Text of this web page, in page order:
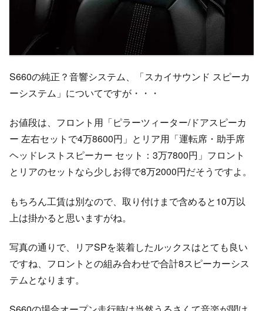
S660の純正？音響システム、「スカイサウンド スピーカ
ーシステム」についてですが・・・
お値段は、フロント用「ピラーツィーター/ドアスピーカ
ー 左右セットで4万8600円」とリア用「運転席・助手席
ヘッドレストスピーカー セット：3万7800円」フロント
とリアのセットなら少しお得で8万2000円だそうですよ。
もちろん工賃は別なので、取り付けまで含めると10万以
上は掛かると思いますがね。
写真の通りで、リアSPを装着したルックスはとても良い
ですね、フロントとの組み合わせで合計8スピーカーシス
テムとなります。